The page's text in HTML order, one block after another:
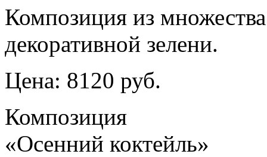
Композиция из
декоративной зелени.
Цена: 8120 руб.
Композиция
«Осенний коктейль»